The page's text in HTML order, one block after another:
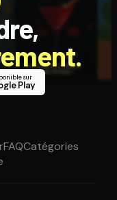
sur
Play
FAQCatégories